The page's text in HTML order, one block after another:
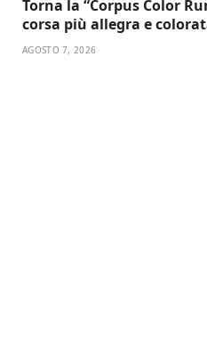
Torna la “Corpus Color
corsa più allegra e
AGOSTO 7, 2026